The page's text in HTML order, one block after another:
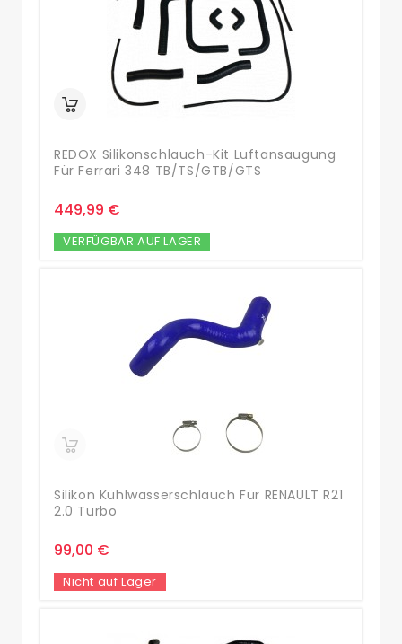
REDOX Silikonschlauch-Kit Luftansaugung
Für Ferrari 348 TB/TS/GTB/GTS
449,99 €
VERFÜGBAR AUF LAGER
Silikon Kühlwasserschlauch Für RENAULT R21
2.0 Turbo
99,00 €
Nicht auf Lager